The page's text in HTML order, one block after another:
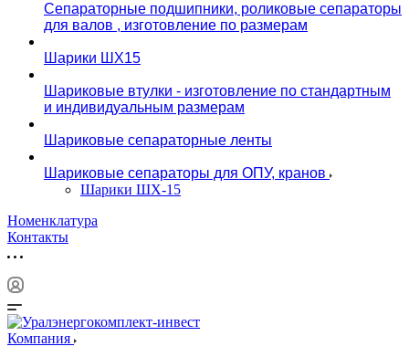
Сепараторные подшипники, роликовые сепараторы
для валов , изготовление по размерам
Шарики ШХ15
Шариковые втулки - изготовление по стандартным
и индивидуальным размерам
Шариковые сепараторные ленты
Шариковые сепараторы для ОПУ, кранов
Шарики ШХ-15
Номенклатура
Контакты
Компания